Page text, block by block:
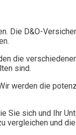
Die D&O-
die
sind.
werden die
Sie sich und Ihr
vergleichen und